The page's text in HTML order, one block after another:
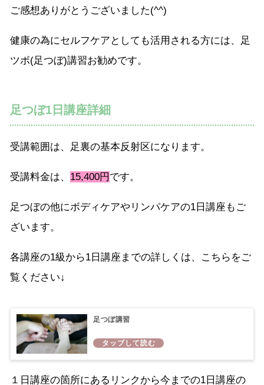
ご感想ありがとうございました(^^)
健康の為にセルフケアとしても活用される方には、足
ツボ(足つぼ)講習お勧めです。
足つぼ1日講座詳細
受講範囲は、足裏の基本反射区になります。
受講料金は、 15,400円 です。
足つぼの他にボディケアやリンパケアの1日講座もご
ざいます。
各講座の1級から1日講座までの詳しくは、こちらをご
覧ください↓
足つぼ講習
１日講座の箇所にあるリンクから今までの1日講座の